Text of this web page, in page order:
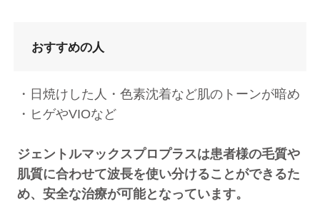
おすすめの人
・日焼けした人・色素沈着など肌のトーンが暗め
・ヒゲやVIOなど
ジェントルマックスプロプラスは患者様の毛質や
肌質に合わせて波長を使い分けることができるた
め、安全な治療が可能となっています。